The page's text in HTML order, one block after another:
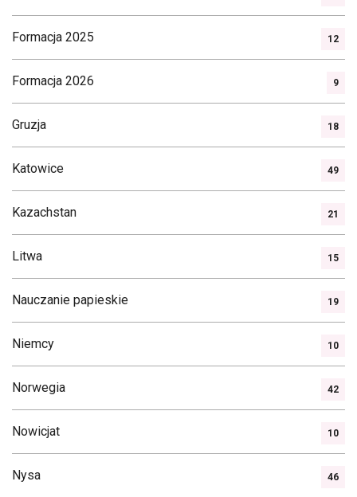
Formacja 2025 12
Formacja 2026 9
Gruzja 18
Katowice 49
Kazachstan 21
Litwa 15
Nauczanie papieskie 19
Niemcy 10
Norwegia 42
Nowicjat 10
Nysa 46